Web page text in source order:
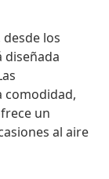
desde los
diseñada
comodidad,
un
al aire